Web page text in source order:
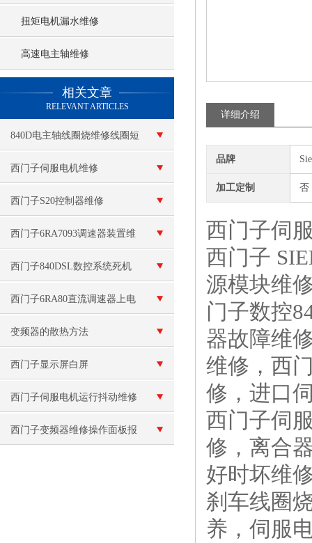
扭矩电机漏水维修
高速电主轴维修
相关文章
RELEVANT ARTICLES
840D电主轴线圈烧维修线圈短
路
西门子伺服电机维修
西门子S20控制器维修
西门子6RA7093调速器装置维
修
西门子840DSL数控系统死机
维修
西门子6RA80直流调速器上电
报警F60038故障代码修复
变频器的散热方法
西门子显示屏白屏
西门子伺服电机运行抖动维修
西门子变频器维修操作面板报
详细介绍
品牌
加工定制 否
西门子伺
西门子
源模块维
门子数控
器故障维
维修，西
修，进口
西门子伺
修，离合
好时坏维
刹车线圈
养，伺服